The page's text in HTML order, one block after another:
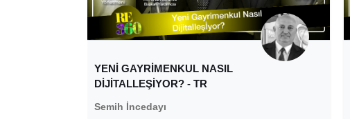
YENİ GAYRİMENKUL NASIL
DİJİTALLEŞİYOR? - TR
Semih İncedayı